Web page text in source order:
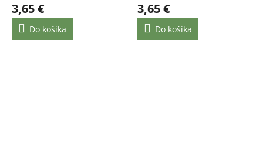
3,65 €
Do košíka
3,65 €
Do košíka